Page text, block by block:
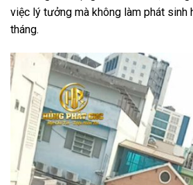
việc lý tưởng mà không làm phát sinh
tháng.